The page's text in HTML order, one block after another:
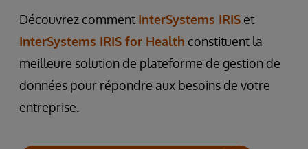
Découvrez comment InterSystems IRIS et
InterSystems IRIS for Health constituent la
meilleure solution de plateforme de gestion de
données pour répondre aux besoins de votre
entreprise.